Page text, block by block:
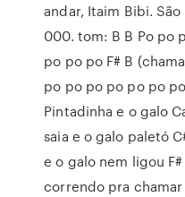
andar, Itaim Bibi. São
000. tom: B B Po po
po po po F# B
po po po po po po
Pintadinha e o galo
saia e o galo paletó
e o galo nem ligou
correndo pra